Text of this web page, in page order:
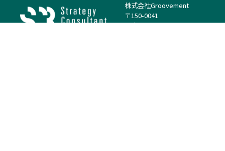
株式会社Groovement
〒150-0041
東京都渋谷区神南1丁目23−14